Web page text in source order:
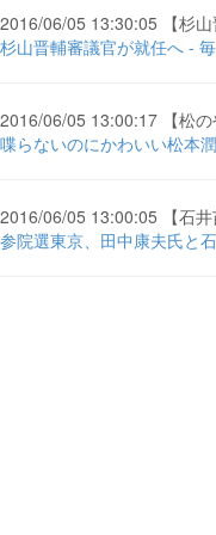
2016/06/05 13:30:05 【杉山
杉山晋輔審議官が就任へ -
2016/06/05 13:00:17 【松の
喋らないのにかわいい松本
2016/06/05 13:00:05 【石井
参院選東京、田中康夫氏と